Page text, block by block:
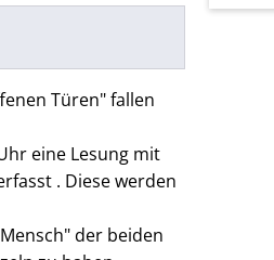
Türen" fallen
eine Lesung mit
. Diese werden
der beiden